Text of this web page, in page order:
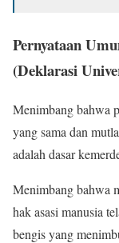
Pernyataan
(Deklarasi
Menimbang bahwa
yang sama dan
adalah dasar
Menimbang bahwa
hak asasi manusia
bengis yang